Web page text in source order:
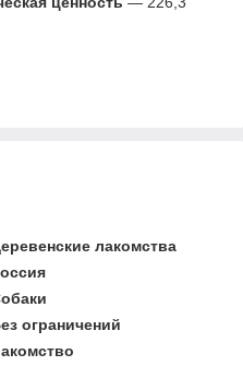
лакомства
ограничений